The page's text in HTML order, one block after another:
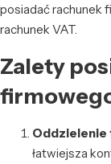
posiadać rachunek
rachunek VAT.
Zalety
Oddzielenie
łatwiejsza